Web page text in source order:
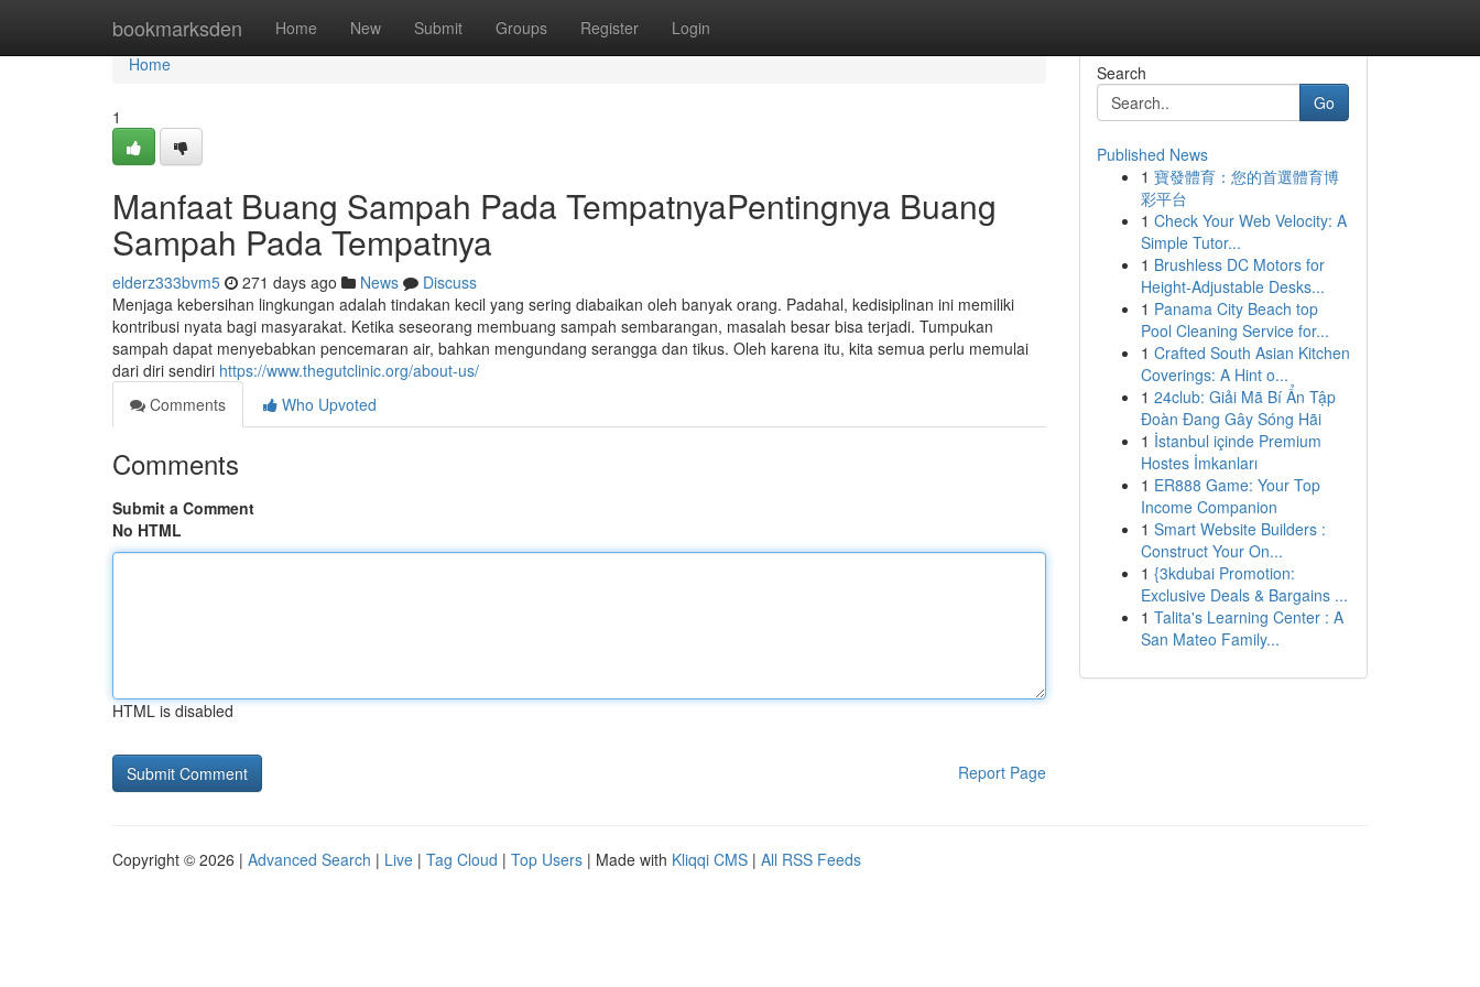
bookmarksden Home New Submit Groups Register Login
Home
Home
1
Manfaat Buang Sampah Pada TempatnyaPentingnya Buang
Sampah Pada Tempatnya
elderz333bvm5 271 days ago News
Discuss
Menjaga kebersihan lingkungan adalah tindakan kecil yang sering diabaikan oleh banyak orang. Padahal, kedisiplinan ini memiliki
kontribusi nyata bagi masyarakat. Ketika seseorang membuang sampah sembarangan, masalah besar bisa terjadi. Tumpukan
sampah dapat menyebabkan pencemaran air, bahkan mengundang serangga dan tikus. Oleh karena itu, kita semua perlu memulai
dari diri sendiri https://www.thegutclinic.org/about-us/
Comments
Who Upvoted
Comments
Submit a Comment
No HTML
HTML is disabled
Report Page
Search
Go
Published News
1 寶發體育：您的首選體育博
彩平台
1 Check Your Web Velocity: A
Simple Tutor...
1 Brushless DC Motors for
Height-Adjustable Desks...
1 Panama City Beach top
Pool Cleaning Service for...
1 Crafted South Asian Kitchen
Coverings: A Hint o...
1 24club: Giải Mã Bí Ẩn Tập
Đoàn Đang Gây Sóng Hãi
1 İstanbul içinde Premium
Hostes İmkanları
1 ER888 Game: Your Top
Income Companion
1 Smart Website Builders :
Construct Your On...
1 {3kdubai Promotion:
Exclusive Deals & Bargains ...
1 Talita's Learning Center : A
San Mateo Family...
Copyright © 2026 | Advanced Search | Live | Tag Cloud | Top Users | Made with Kliqqi CMS | All RSS Feeds